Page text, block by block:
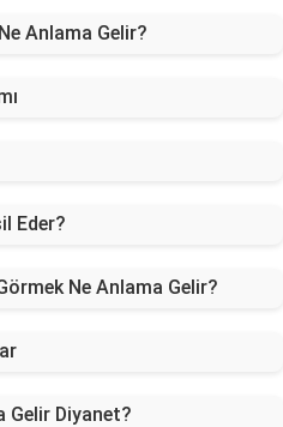
Anlama Gelir?
Eder?
Ne Anlama Gelir?
Gelir Diyanet?